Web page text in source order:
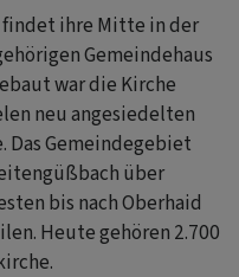
ihre Mitte in der
Gemeindehaus
war die Kirche
neu angesiedelten
Gemeindegebiet
über
bis nach Oberhaid
Heute gehören 2.700